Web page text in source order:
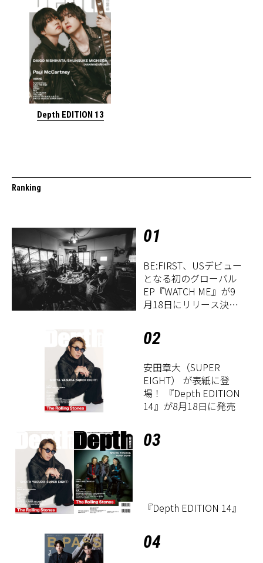
Depth EDITION 13
Ranking
01
BE:FIRST、USデビュー
となる初のグローバル
EP『WATCH ME』が9
月18日にリリース決
02
安田章大（SUPER
EIGHT） が表紙に登
場！ 『Depth EDITION
14』が8月18日に発売
03
『Depth EDITION 14』
04